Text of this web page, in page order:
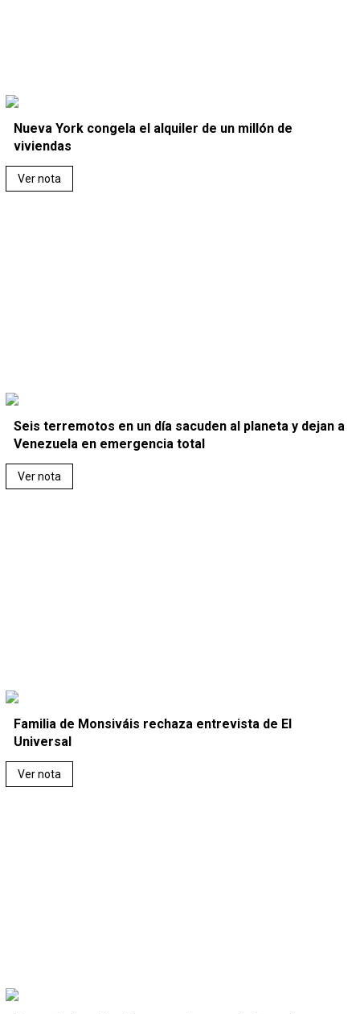
Nueva York congela el alquiler de un millón de
viviendas
Ver nota
Seis terremotos en un día sacuden al planeta y dejan a
Venezuela en emergencia total
Ver nota
Familia de Monsiváis rechaza entrevista de El
Universal
Ver nota